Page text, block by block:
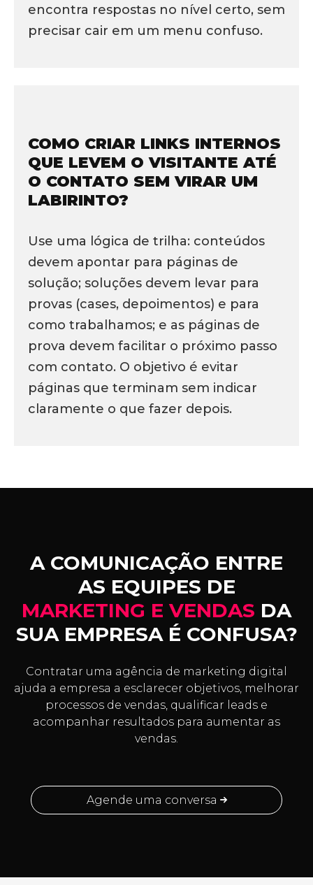
encontra respostas no nível certo, sem
precisar cair em um menu confuso.
COMO CRIAR LINKS INTERNOS
QUE LEVEM O VISITANTE ATÉ
O CONTATO SEM VIRAR UM
LABIRINTO?
Use uma lógica de trilha: conteúdos
devem apontar para páginas de
solução; soluções devem levar para
provas (cases, depoimentos) e para
como trabalhamos; e as páginas de
prova devem facilitar o próximo passo
com contato. O objetivo é evitar
páginas que terminam sem indicar
claramente o que fazer depois.
A COMUNICAÇÃO ENTRE
AS EQUIPES DE
MARKETING E VENDAS DA
SUA EMPRESA É CONFUSA?
Contratar uma agência de marketing digital
ajuda a empresa a esclarecer objetivos, melhorar
processos de vendas, qualificar leads e
acompanhar resultados para aumentar as
vendas.
Agende uma conversa